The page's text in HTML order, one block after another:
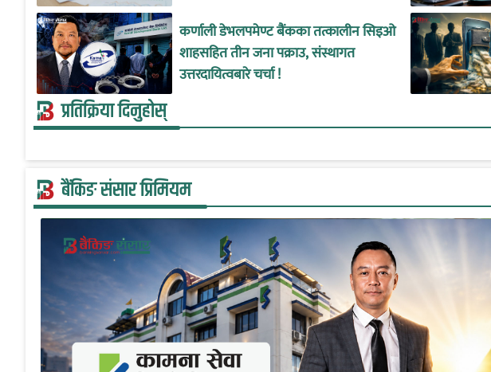
कर्णाली डेभलपमेण्ट बैंकका तत्कालीन सिइओ
शाहसहित तीन जना पक्राउ, संस्थागत
उत्तरदायित्वबारे चर्चा !
प्रतिक्रिया दिनुहोस्
बैंकिङ संसार प्रिमियम